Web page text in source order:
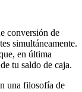
conversión de
simultáneamente.
en última
tu saldo de caja.
una filosofía de